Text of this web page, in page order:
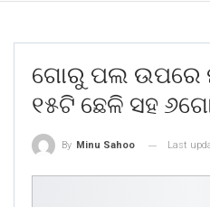
ଗୋରୁ ପଲ ଉପରେ
୧୫ଟି ଛେଳି ସହ
By Minu Sahoo Last